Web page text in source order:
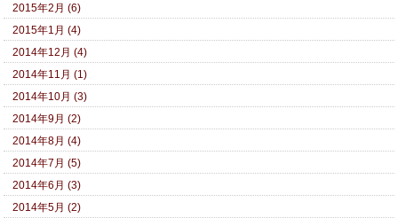
2015年2月 (6)
2015年1月 (4)
2014年12月 (4)
2014年11月 (1)
2014年10月 (3)
2014年9月 (2)
2014年8月 (4)
2014年7月 (5)
2014年6月 (3)
2014年5月 (2)